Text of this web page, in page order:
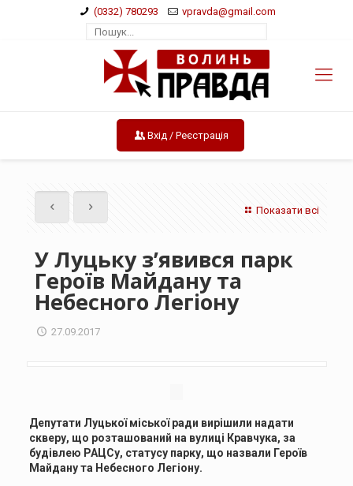
(0332) 780293 vpravda@gmail.com
Вхід / Реєстрація
Показати всі
У Луцьку з’явився парк
Героїв Майдану та
Небесного Легіону
27.09.2017
Депутати Луцької міської ради вирішили надати
скверу, що розташований на вулиці Кравчука, за
будівлею РАЦСу, статусу парку, що назвали Героїв
Майдану та Небесного Легіону.